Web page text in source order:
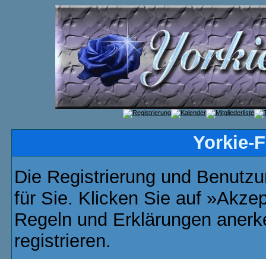
Yorkie-
Die Registrierung und
für Sie. Klicken Sie auf
Regeln und Erklärungen
registrieren.